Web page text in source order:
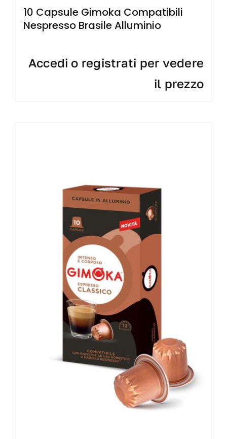
10 Capsule Gimoka Compatibili
Nespresso Brasile Alluminio
Accedi o registrati per vedere
il prezzo